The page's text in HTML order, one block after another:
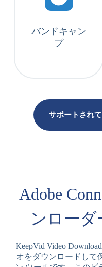
バンドキャン
プ
サポートされ
Adobe
ンロー
KeepVid Video
オをダウンロードして